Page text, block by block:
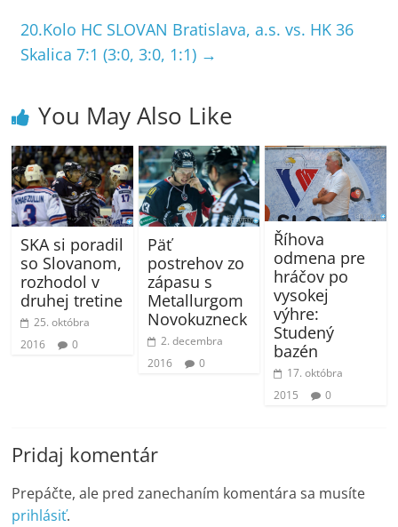
20.Kolo HC SLOVAN Bratislava, a.s. vs. HK 36
Skalica 7:1 (3:0, 3:0, 1:1) →
You May Also Like
SKA si poradil
so Slovanom,
rozhodol v
druhej tretine
25. októbra
2016
0
Päť
postrehov zo
zápasu s
Metallurgom
Novokuzneck
2. decembra
2016
0
Říhova
odmena pre
hráčov po
vysokej
výhre:
Studený
bazén
17. októbra
2015
0
Pridaj komentár
Prepáčte, ale pred zanechaním komentára sa musíte
prihlásiť.